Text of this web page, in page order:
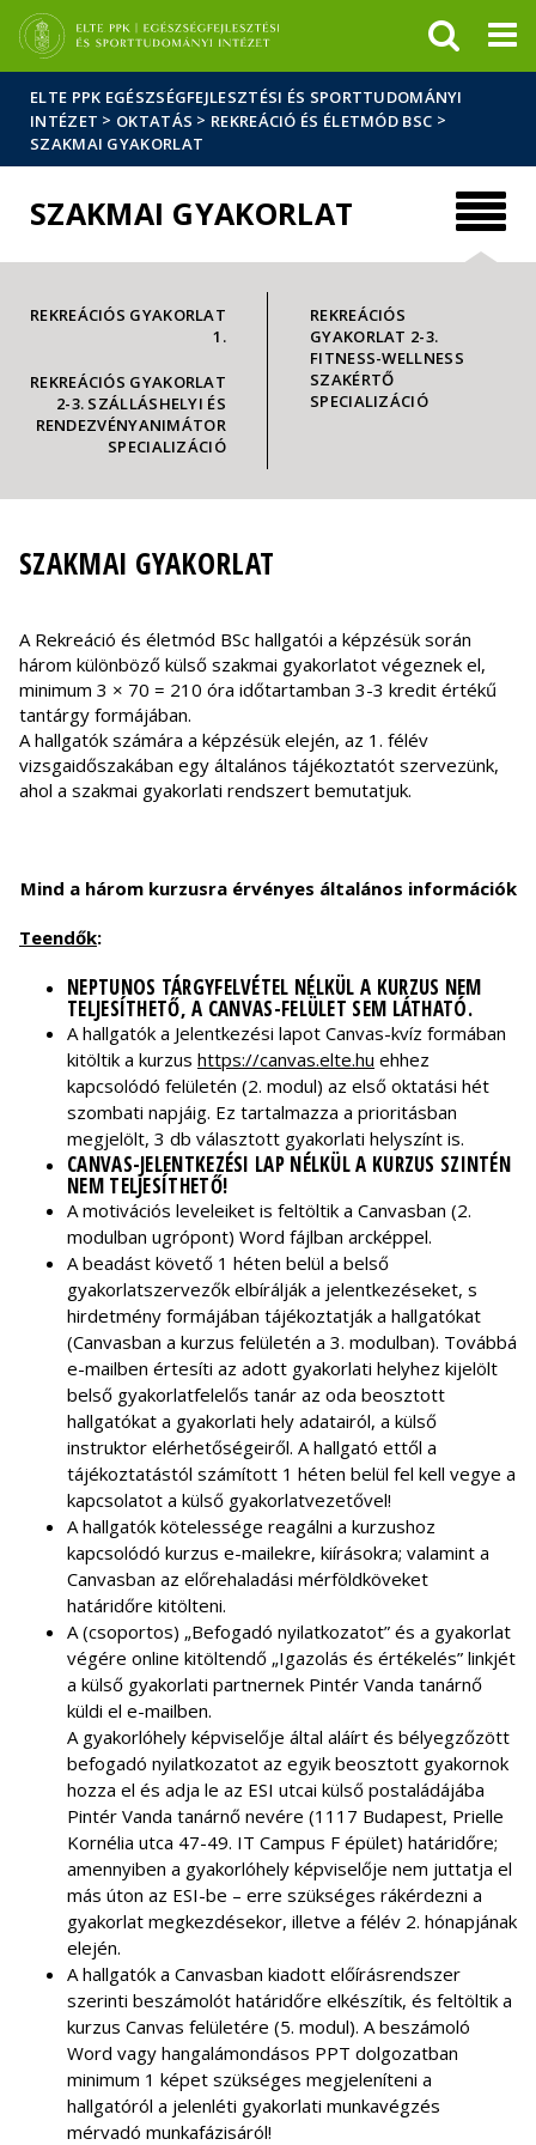
Hírek
Események
ELTE a
sajtóban
ELTE PPK EGÉSZSÉGFEJLESZTÉSI ÉS SPORTTUDOMÁNYI
INTÉZET > OKTATÁS > REKREÁCIÓ ÉS ÉLETMÓD BSC >
SZAKMAI GYAKORLAT
SZAKMAI GYAKORLAT
REKREÁCIÓS GYAKORLAT
1.
REKREÁCIÓS GYAKORLAT
2-3. SZÁLLÁSHELYI ÉS
RENDEZVÉNYANIMÁTOR
SPECIALIZÁCIÓ
REKREÁCIÓS
GYAKORLAT 2-3.
FITNESS-WELLNESS
SZAKÉRTŐ
SPECIALIZÁCIÓ
SZAKMAI GYAKORLAT
A Rekreáció és életmód BSc hallgatói a képzésük során
három különböző külső szakmai gyakorlatot végeznek el,
minimum 3 × 70 = 210 óra időtartamban 3-3 kredit értékű
tantárgy formájában.
A hallgatók számára a képzésük elején, az 1. félév
vizsgaidőszakában egy általános tájékoztatót szervezünk,
ahol a szakmai gyakorlati rendszert bemutatjuk.
Mind a három kurzusra érvényes általános információk
Teendők:
NEPTUNOS TÁRGYFELVÉTEL NÉLKÜL A KURZUS NEM
TELJESÍTHETŐ, A CANVAS-FELÜLET SEM LÁTHATÓ.
A hallgatók a Jelentkezési lapot Canvas-kvíz formában
kitöltik a kurzus https://canvas.elte.hu ehhez
kapcsolódó felületén (2. modul) az első oktatási hét
szombati napjáig. Ez tartalmazza a prioritásban
megjelölt, 3 db választott gyakorlati helyszínt is.
CANVAS-JELENTKEZÉSI LAP NÉLKÜL A KURZUS SZINTÉN
NEM TELJESÍTHETŐ!
A motivációs leveleiket is feltöltik a Canvasban (2.
modulban ugrópont) Word fájlban arcképpel.
A beadást követő 1 héten belül a belső
gyakorlatszervezők elbírálják a jelentkezéseket, s
hirdetmény formájában tájékoztatják a hallgatókat
(Canvasban a kurzus felületén a 3. modulban). Továbbá
e-mailben értesíti az adott gyakorlati helyhez kijelölt
belső gyakorlatfelelős tanár az oda beosztott
hallgatókat a gyakorlati hely adatairól, a külső
instruktor elérhetőségeiről. A hallgató ettől a
tájékoztatástól számított 1 héten belül fel kell vegye a
kapcsolatot a külső gyakorlatvezetővel!
A hallgatók kötelessége reagálni a kurzushoz
kapcsolódó kurzus e-mailekre, kiírásokra; valamint a
Canvasban az előrehaladási mérföldköveket
határidőre kitölteni.
A (csoportos) „Befogadó nyilatkozatot” és a gyakorlat
végére online kitöltendő „Igazolás és értékelés” linkjét
a külső gyakorlati partnernek Pintér Vanda tanárnő
küldi el e-mailben.
A gyakorlóhely képviselője által aláírt és bélyegzőzött
befogadó nyilatkozatot az egyik beosztott gyakornok
hozza el és adja le az ESI utcai külső postaládájába
Pintér Vanda tanárnő nevére (1117 Budapest, Prielle
Kornélia utca 47-49. IT Campus F épület) határidőre;
amennyiben a gyakorlóhely képviselője nem juttatja el
más úton az ESI-be – erre szükséges rákérdezni a
gyakorlat megkezdésekor, illetve a félév 2. hónapjának
elején.
A hallgatók a Canvasban kiadott előírásrendszer
szerinti beszámolót határidőre elkészítik, és feltöltik a
kurzus Canvas felületére (5. modul). A beszámoló
Word vagy hangalámondásos PPT dolgozatban
minimum 1 képet szükséges megjeleníteni a
hallgatóról a jelenléti gyakorlati munkavégzés
mérvadó munkafázisáról!